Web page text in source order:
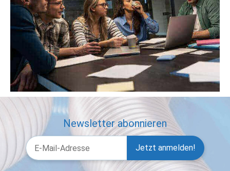
Newsletter abonnieren
Jetzt anmelden!